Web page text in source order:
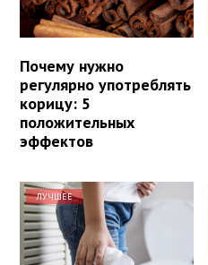
Почему нужно
регулярно употреблять
корицу: 5
положительных
эффектов
ЛУЧШЕЕ